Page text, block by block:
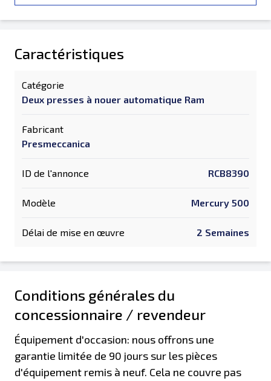
Caractéristiques
Catégorie
Deux presses à nouer automatique Ram
Fabricant
Presmeccanica
ID de l'annonce RCB8390
Modèle Mercury 500
Délai de mise en œuvre 2 Semaines
Conditions générales du
concessionnaire / revendeur
Équipement d'occasion: nous offrons une
garantie limitée de 90 jours sur les pièces
d'équipement remis à neuf. Cela ne couvre pas